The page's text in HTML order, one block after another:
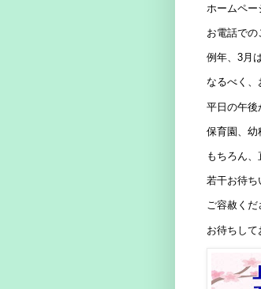
ホームペー
お電話で
例年、3月
なるべく、
平日の午後
保育園、幼
もちろん
若干お待ち
ご容赦くだ
お待ちして